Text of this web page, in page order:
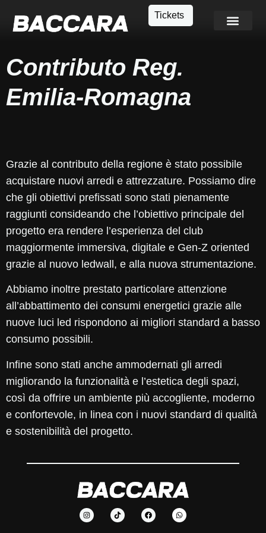
Tickets
Contributo Reg.
Emilia-Romagna
Grazie al contributo della regione è stato possibile
acquistare nuovi arredi e attrezzature. Possiamo dire
che gli obiettivi prefissati sono stati pienamente
raggiunti consideando che l’obiettivo principale del
progetto era rendere l’esperienza del club
maggiormente immersiva, digitale e Gen-Z oriented
grazie al nuovo ledwall, e alla nuova strumentazione.
Abbiamo inoltre prestato particolare attenzione
all’abbattimento dei consumi energetici grazie alle
nuove luci led rispondono ai migliori standard a basso
consumo possibili.
Infine sono stati anche ammodernati gli arredi
migliorando la funzionalità e l’estetica degli spazi,
così da offrire un ambiente più accogliente, moderno
e confortevole, in linea con i nuovi standard di qualità
e sostenibilità del progetto.